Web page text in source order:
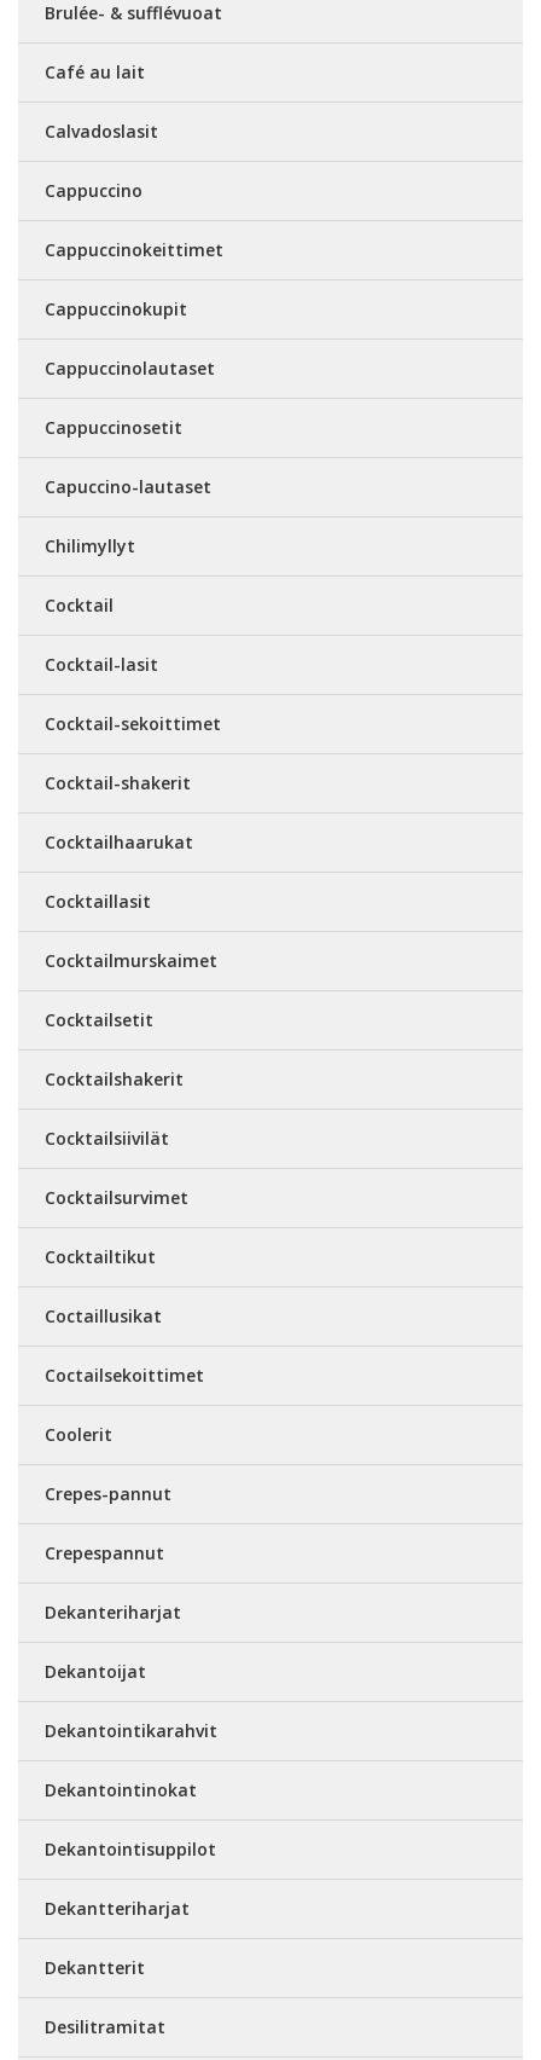
Brulée- & sufflévuoat
Café au lait
Calvadoslasit
Cappuccino
Cappuccinokeittimet
Cappuccinokupit
Cappuccinolautaset
Cappuccinosetit
Capuccino-lautaset
Chilimyllyt
Cocktail
Cocktail-lasit
Cocktail-sekoittimet
Cocktail-shakerit
Cocktailhaarukat
Cocktaillasit
Cocktailmurskaimet
Cocktailsetit
Cocktailshakerit
Cocktailsiivilät
Cocktailsurvimet
Cocktailtikut
Coctaillusikat
Coctailsekoittimet
Coolerit
Crepes-pannut
Crepespannut
Dekanteriharjat
Dekantoijat
Dekantointikarahvit
Dekantointinokat
Dekantointisuppilot
Dekantteriharjat
Dekantterit
Desilitramitat